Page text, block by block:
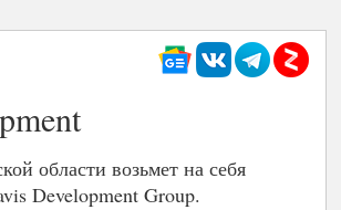
области возьмет на себя
Development Group.